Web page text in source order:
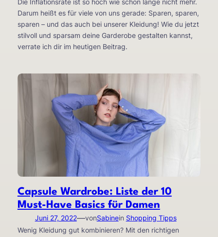
Die Inflationsrate ist so hoch wie schon lange nicht mehr.
Darum heißt es für viele von uns gerade: Sparen, sparen,
sparen – und das auch bei unserer Kleidung! Wie du jetzt
stilvoll und sparsam deine Garderobe gestalten kannst,
verrate ich dir im heutigen Beitrag.
Capsule Wardrobe: Liste der 10
Must-Have Basics für Damen
Juni 27, 2022—vonSabinein Shopping Tipps
Wenig Kleidung gut kombinieren? Mit den richtigen